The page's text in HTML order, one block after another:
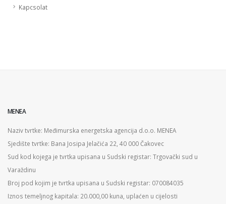
Kapcsolat
MENEA
Naziv tvrtke: Međimurska energetska agencija d.o.o. MENEA
Sjedište tvrtke: Bana Josipa Jelačića 22, 40 000 Čakovec
Sud kod kojega je tvrtka upisana u Sudski registar: Trgovački sud u
Varaždinu
Broj pod kojim je tvrtka upisana u Sudski registar: 070084035
Iznos temeljnog kapitala: 20.000,00 kuna, uplaćen u cijelosti